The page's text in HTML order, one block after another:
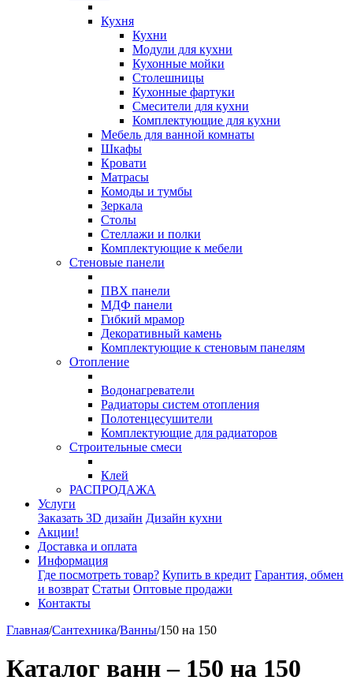
Кухня
Кухни
Модули для кухни
Кухонные мойки
Столешницы
Кухонные фартуки
Смесители для кухни
Комплектующие для кухни
Мебель для ванной комнаты
Шкафы
Кровати
Матрасы
Комоды и тумбы
Зеркала
Столы
Стеллажи и полки
Комплектующие к мебели
Стеновые панели
ПВХ панели
МДФ панели
Гибкий мрамор
Декоративный камень
Комплектующие к стеновым панелям
Отопление
Водонагреватели
Радиаторы систем отопления
Полотенцесушители
Комплектующие для радиаторов
Строительные смеси
Клей
РАСПРОДАЖА
Услуги
Заказать 3D дизайн Дизайн кухни
Акции!
Доставка и оплата
Информация
Где посмотреть товар? Купить в кредит Гарантия, обмен
и возврат Статьи Оптовые продажи
Контакты
Главная/Сантехника/Ванны/150 на 150
Каталог ванн – 150 на 150